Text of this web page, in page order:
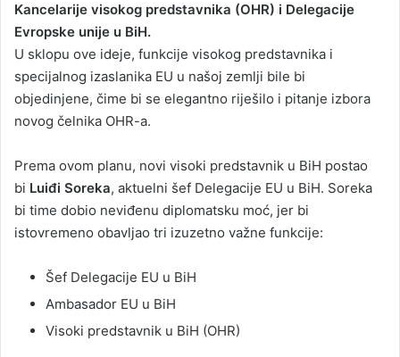
Kancelarije visokog predstavnika (OHR) i Delegacije
Evropske unije u BiH.
U sklopu ove ideje, funkcije visokog predstavnika i
specijalnog izaslanika EU u našoj zemlji bile bi
objedinjene, čime bi se elegantno riješilo i pitanje izbora
novog čelnika OHR-a.
Prema ovom planu, novi visoki predstavnik u BiH postao
bi Luiđi Soreka, aktuelni šef Delegacije EU u BiH. Soreka
bi time dobio neviđenu diplomatsku moć, jer bi
istovremeno obavljao tri izuzetno važne funkcije:
Šef Delegacije EU u BiH
Ambasador EU u BiH
Visoki predstavnik u BiH (OHR)